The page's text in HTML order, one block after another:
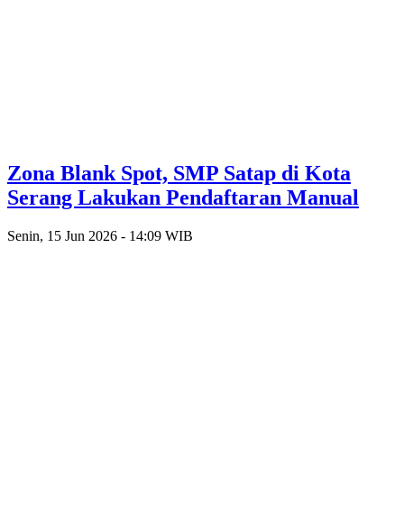
Zona Blank Spot, SMP Satap di Kota
Serang Lakukan Pendaftaran Manual
Senin, 15 Jun 2026 - 14:09 WIB